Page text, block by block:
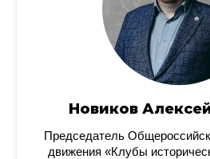
Новиков
Председатель
движения «Клубы